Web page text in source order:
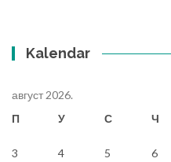
Kalendar
август 2026.
П
У С Ч
3
4 5 6